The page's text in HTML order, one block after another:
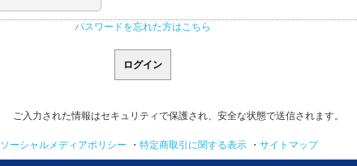
パスワードを忘れた方はこちら
ご入力された情報はセキュリティで保護され、安全な状態で送信されます。
ソーシャルメディアポリシー ・ 特定商取引に関する表示 ・ サイトマップ